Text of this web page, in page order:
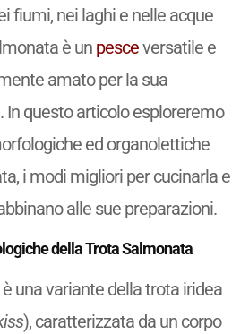
fiumi, nei laghi e nelle acque
è un pesceversatile e
amato per la sua
In questo articolo esploreremo
ed organolettiche
i modi migliori per cucinarla e
alle sue preparazioni.
della Trota Salmonata
una variante della trota iridea
), caratterizzata da un corpo